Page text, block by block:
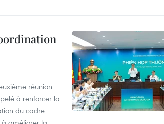
réunion
à renforcer la
du cadre